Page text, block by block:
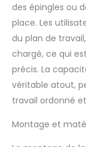
des épingles ou
place. Les
du plan de
chargé, ce qui
précis. La
véritable atout,
travail ordonné
Montage et